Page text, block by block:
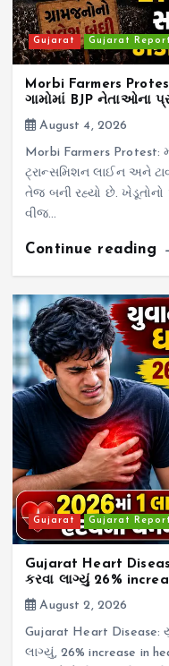
Gujarat Gujarat
Morbi Farmers
ગામોમાં BJP નેતાઓના
August 4, 2026
Morbi Farmers Protest:
ટ્રાન્સમિશન લાઈન અને
તેજ બની રહ્યો છે.
વીજ…
Continue reading
Gujarat Gujarat
Gujarat Heart
કરવા લાગ્યું 26%
August 2, 2026
Gujarat Heart Disease:
લાગ્યું, 26% increase in